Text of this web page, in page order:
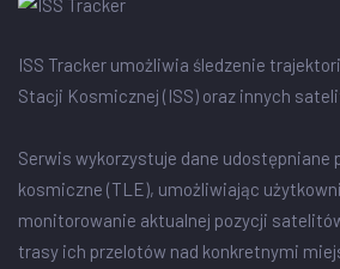
ISS Tracker umożliwia śledzenie
Stacji Kosmicznej (ISS) oraz innych
Serwis wykorzystuje dane udostępniane
kosmiczne (TLE), umożliwiając
monitorowanie aktualnej pozycji
trasy ich przelotów nad konkretnymi